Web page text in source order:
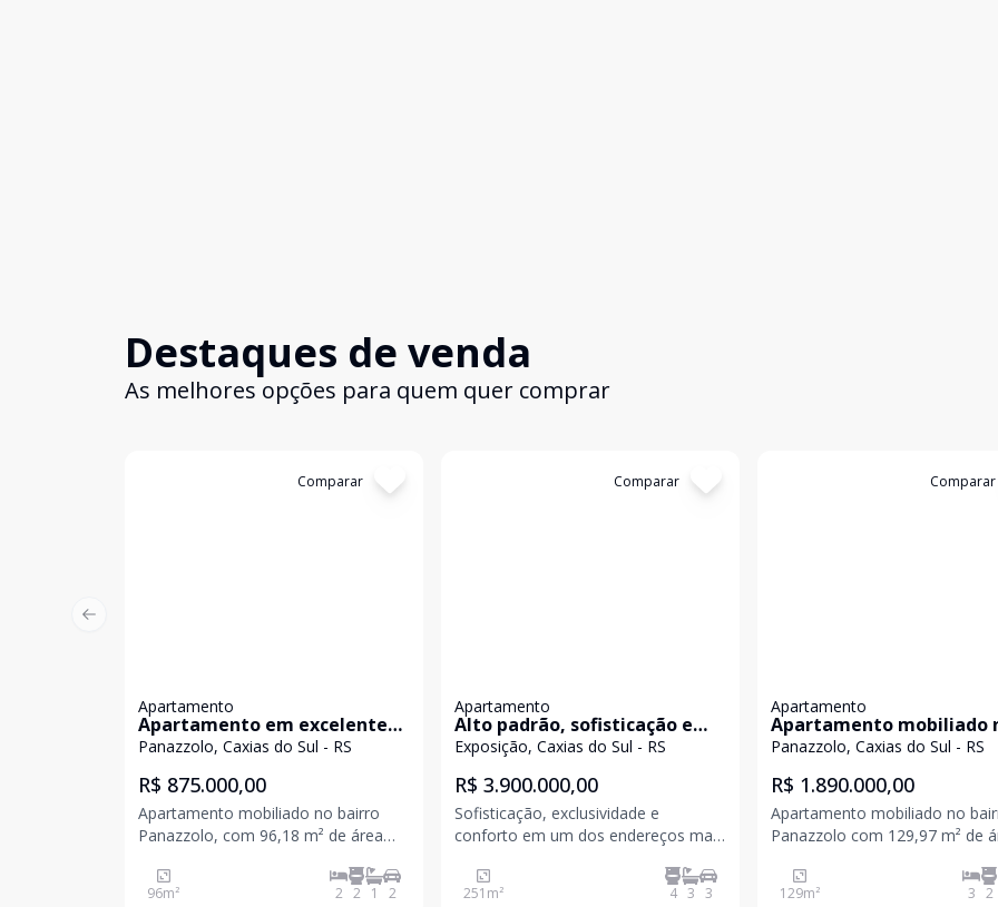
Destaques de venda
As melhores opções para quem quer comprar
Comparar
Apartamento
Apartamento em excelente
localização e com ótima
Panazzolo, Caxias do Sul - RS
R$ 875.000,00
Apartamento mobiliado no bairro
Panazzolo, com 96,18 m² de área
praticidade e excelente localização. O
imóvel conta com 2 dormitórios,
96m² 2 2 1 2
Comparar
Apartamento
Alto padrão, sofisticação e
exclusividade no bairro
Exposição, Caxias do Sul - RS
R$ 3.900.000,00
Sofisticação, exclusividade e
conforto em um dos endereços mais
Localizado no bairro Exposição, este
apartamento de alto padrão oferece
251 m² 4 3 3
Comparar
Apartamento
Apartamento mobiliado
bairro Panazzolo
Panazzolo, Caxias do Sul - RS
R$ 1.890.000,00
Apartamento mobiliado no
Panazzolo com 129,97 m² de
sofisticação e excelente
aproveitamento dos espaços.
129m² 3 2
Previous slide